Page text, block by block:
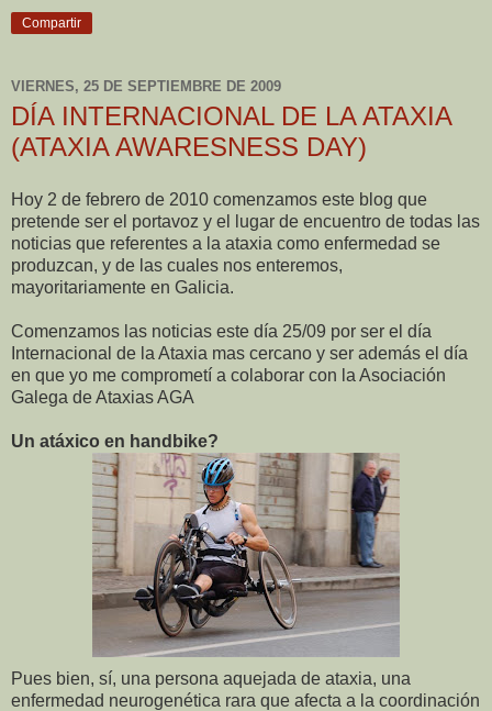
Compartir
VIERNES, 25 DE SEPTIEMBRE DE 2009
DÍA INTERNACIONAL DE LA ATAXIA
(ATAXIA AWARESNESS DAY)
Hoy 2 de febrero de 2010 comenzamos este blog que
pretende ser el portavoz y el lugar de encuentro de todas las
noticias que referentes a la ataxia como enfermedad se
produzcan, y de las cuales nos enteremos,
mayoritariamente en Galicia.
Comenzamos las noticias este día 25/09 por ser el día
Internacional de la Ataxia mas cercano y ser además el día
en que yo me comprometí a colaborar con la Asociación
Galega de Ataxias AGA
Un atáxico en handbike?
Pues bien, sí, una persona aquejada de ataxia, una
enfermedad neurogenética rara que afecta a la coordinación